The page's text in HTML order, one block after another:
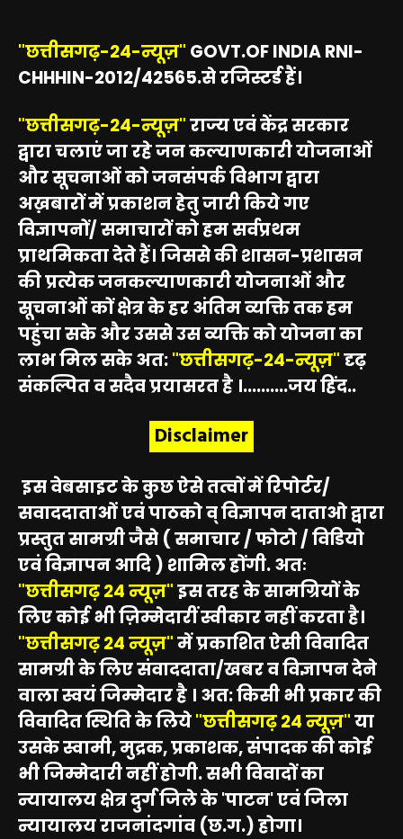
"छत्तीसगढ़-24-न्यूज़" GOVT.OF INDIA RNI-
CHHHIN-2012/42565.से रजिस्टर्ड हैं।
"छत्तीसगढ़-24-न्यूज़"राज्य एवं केंद्र सरकार
द्वारा चलाएं जा रहे जन कल्याणकारी योजनाओं
और सूचनाओं को जनसंपर्क विभाग द्वारा
अख़बारों में प्रकाशन हेतु जारी किये गए
विज्ञापनों/ समाचारों को हम सर्वप्रथम
प्राथमिकता देते हैं। जिससे की शासन-प्रशासन
की प्रत्येक जनकल्याणकारी योजनाओं और
सूचनाओं कों क्षेत्र के हर अंतिम व्यक्ति तक हम
पहुंचा सके और उससे उस व्यक्ति को योजना का
लाभ मिल सके अत:"छत्तीसगढ़-24-न्यूज़"दृढ़
संकल्पित व सदैव प्रयासरत है ।..........जय हिंद..
Disclaimer
इस वेबसाइट के कुछ ऐसे तत्वों में रिपोर्टर/
सवाददाताओं एवं पाठको व् विज्ञापन दाताओ द्वारा
प्रस्तुत सामग्री जैसे ( समाचार / फोटो / विडियो
एवं विज्ञापन आदि ) शामिल होंगी. अतः
"छत्तीसगढ़ 24 न्यूज़"इस तरह के सामग्रियों के
लिए कोई भी ज़िम्मेदारीं स्वीकार नहीं करता है।
"छत्तीसगढ़ 24 न्यूज़"में प्रकाशित ऐसी विवादित
सामग्री के लिए संवाददाता/खबर व विज्ञापन देने
वाला स्वयं जिम्मेदार है । अत: किसी भी प्रकार की
विवादित स्थिति के लिये"छत्तीसगढ़ 24 न्यूज़"या
उसके स्वामी, मुद्रक, प्रकाशक, संपादक की कोई
भी जिम्मेदारी नहीं होगी. सभी विवादों का
न्यायालय क्षेत्र दुर्ग जिले के 'पाटन' एवं जिला
न्यायालय राजनांदगांव (छ.ग.) होगा।